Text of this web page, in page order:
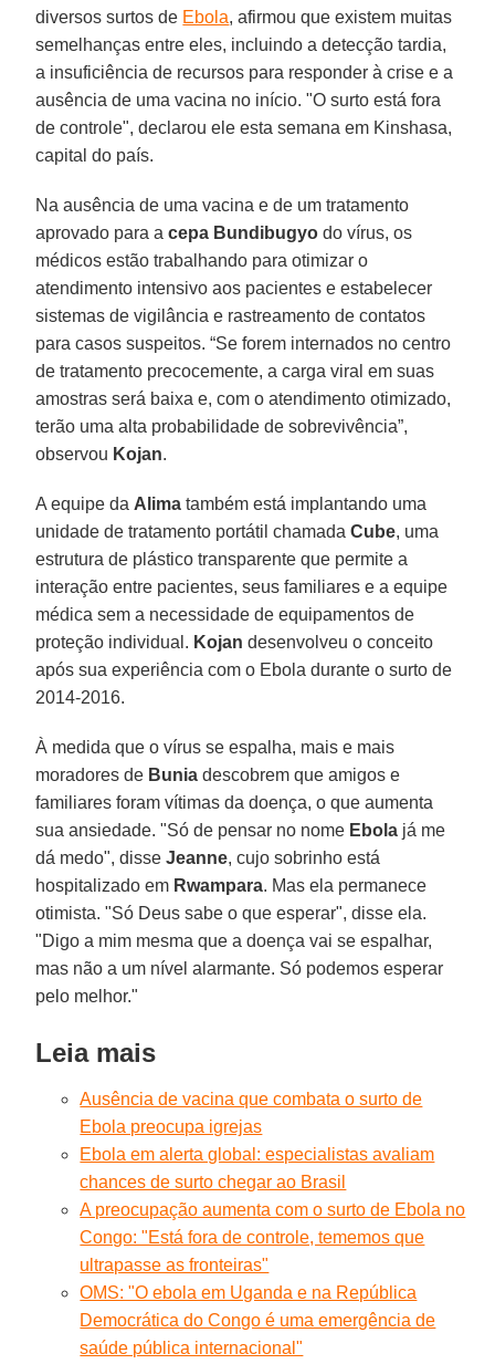
diversos surtos de Ebola, afirmou que existem muitas
semelhanças entre eles, incluindo a detecção tardia,
a insuficiência de recursos para responder à crise e a
ausência de uma vacina no início. "O surto está fora
de controle", declarou ele esta semana em Kinshasa,
capital do país.
Na ausência de uma vacina e de um tratamento
aprovado para acepa Bundibugyo do vírus, os
médicos estão trabalhando para otimizar o
atendimento intensivo aos pacientes e estabelecer
sistemas de vigilância e rastreamento de contatos
para casos suspeitos. “Se forem internados no centro
de tratamento precocemente, a carga viral em suas
amostras será baixa e, com o atendimento otimizado,
terão uma alta probabilidade de sobrevivência”,
observou Kojan.
A equipe da Alima também está implantando uma
unidade de tratamento portátil chamadaCube, uma
estrutura de plástico transparente que permite a
interação entre pacientes, seus familiares e a equipe
médica sem a necessidade de equipamentos de
proteção individual. Kojan desenvolveu o conceito
após sua experiência com o Ebola durante o surto de
2014-2016.
À medida que o vírus se espalha, mais e mais
moradores de Bunia descobrem que amigos e
familiares foram vítimas da doença, o que aumenta
sua ansiedade. "Só de pensar no nome Ebola já me
dá medo", disseJeanne, cujo sobrinho está
hospitalizado em Rwampara. Mas ela permanece
otimista. "Só Deus sabe o que esperar", disse ela.
"Digo a mim mesma que a doença vai se espalhar,
mas não a um nível alarmante. Só podemos esperar
pelo melhor."
Leia mais
Ausência de vacina que combata o surto de
Ebola preocupa igrejas
Ebola em alerta global: especialistas avaliam
chances de surto chegar ao Brasil
A preocupação aumenta com o surto de Ebola no
Congo: "Está fora de controle, tememos que
ultrapasse as fronteiras"
OMS: "O ebola em Uganda e na República
Democrática do Congo é uma emergência de
saúde pública internacional"